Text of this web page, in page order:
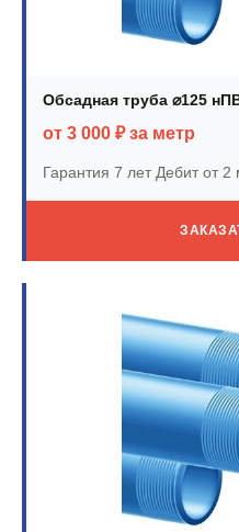
Обсадная труба ⌀125
от 3 000 ₽ за метр
Гарантия 7 летДебит от 2